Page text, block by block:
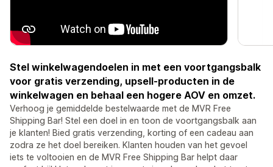
Stel winkelwagendoelen in met een voortgangsbalk
voor gratis verzending, upsell-producten in de
winkelwagen en behaal een hogere AOV en omzet.
Verhoog je gemiddelde bestelwaarde met de MVR Free
Shipping Bar! Stel een doel in en toon de voortgangsbalk aan
je klanten! Bied gratis verzending, korting of een cadeau aan
zodra ze het doel bereiken. Klanten houden van het gevoel
iets te voltooien en de MVR Free Shipping Bar helpt daar